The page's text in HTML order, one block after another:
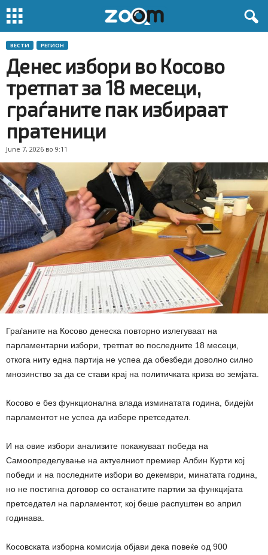
ВЕСТИ РЕГИОН
Денес избори во Косово
третпат за 18 месеци,
граѓаните пак избираат
пратеници
June 7, 2026 во 9:11
Граѓаните на Косово денеска повторно излегуваат на
парламентарни избори, третпат во последните 18 месеци,
откога ниту една партија не успеа да обезбеди доволно силно
мнозинство за да се стави крај на политичката криза во земјата.
Косово е без функционална влада изминатата година, бидејќи
парламентот не успеа да избере претседател.
И на овие избори анализите покажуваат победа на
Самоопределување на актуелниот премиер Албин Курти кој
победи и на последните избори во декември, минатата година,
но не постигна договор со останатите партии за функцијата
претседател на парламентот, кој беше распуштен во април
годинава.
Косовската изборна комисија објави дека повеќе од 900